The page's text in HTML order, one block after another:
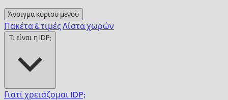
Άνοιγμα κύριου μενού
Πακέτα & τιμέςΛίστα χωρών
Τι είναι η IDP;
Γιατί χρειάζομαι IDP;